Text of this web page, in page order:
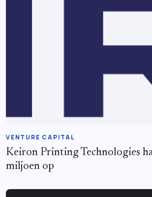
VENTURE CAPITAL
Keiron Printing Technologies
miljoen op